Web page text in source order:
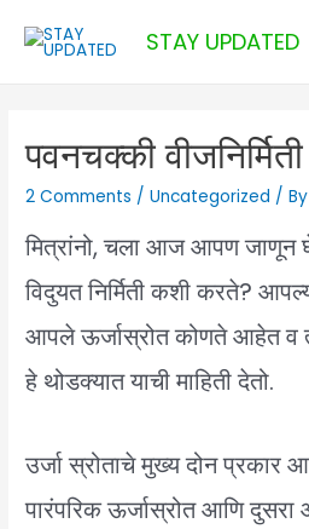
STAY UPDATED
पवनचक्की
2 Comments /Uncategorized /
मित्रांनो, चला आज आपण जाणून
विदुयत निर्मिती कशी करते?
आपले ऊर्जास्रोत कोणते आहेत व
हे थोडक्यात याची माहिती देतो.
उर्जा स्रोताचे मुख्य दोन प्रकार
पारंपरिक ऊर्जास्रोत आणि